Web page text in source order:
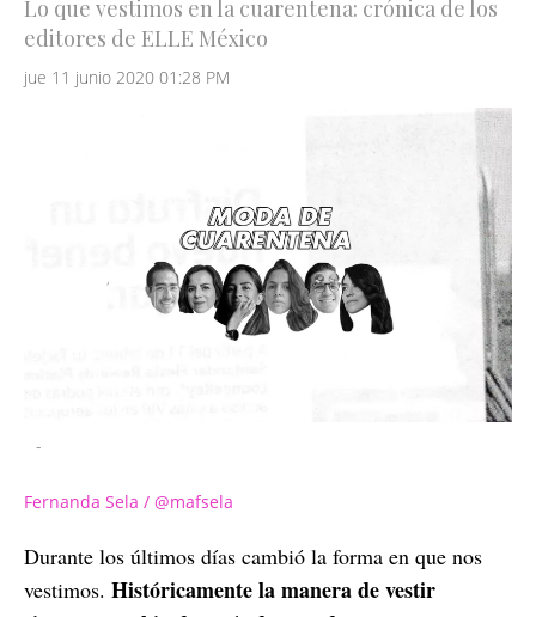
Lo que vestimos en la cuarentena: crónica de los
editores de ELLE México
jue 11 junio 2020 01:28 PM
-
Fernanda Sela / @mafsela
Durante los últimos días cambió la forma en que nos
vestimos. Históricamente la manera de vestir